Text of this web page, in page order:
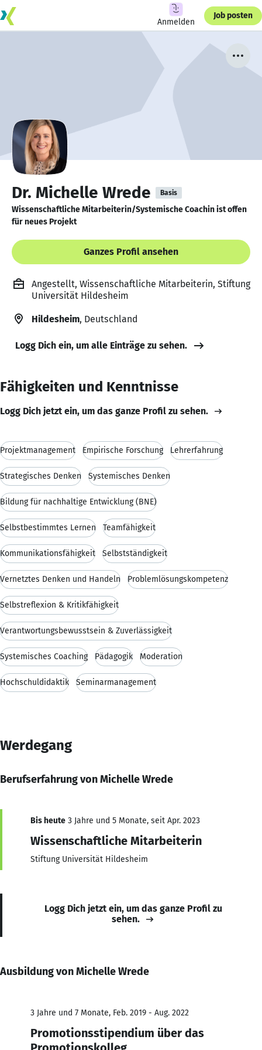
Anmelden
Job posten
Dr. Michelle Wrede Basis
Wissenschaftliche Mitarbeiterin/Systemische Coachin ist offen
für neues Projekt
Ganzes Profil ansehen
Angestellt, Wissenschaftliche Mitarbeiterin, Stiftung
Universität Hildesheim
Hildesheim, Deutschland
Logg Dich ein, um alle Einträge zu sehen.
Fähigkeiten und Kenntnisse
Logg Dich jetzt ein, um das ganze Profil zu sehen.
Projektmanagement Empirische Forschung Lehrerfahrung
Strategisches Denken Systemisches Denken
Bildung für nachhaltige Entwicklung (BNE)
Selbstbestimmtes Lernen Teamfähigkeit
Kommunikationsfähigkeit Selbstständigkeit
Vernetztes Denken und Handeln Problemlösungskompetenz
Selbstreflexion & Kritikfähigkeit
Verantwortungsbewusstsein & Zuverlässigkeit
Systemisches Coaching Pädagogik Moderation
Hochschuldidaktik Seminarmanagement
Werdegang
Berufserfahrung von Michelle Wrede
Bis heute 3 Jahre und 5 Monate, seit Apr. 2023
Wissenschaftliche Mitarbeiterin
Stiftung Universität Hildesheim
Logg Dich jetzt ein, um das ganze Profil zu
sehen.
Ausbildung von Michelle Wrede
3 Jahre und 7 Monate, Feb. 2019 - Aug. 2022
Promotionsstipendium über das